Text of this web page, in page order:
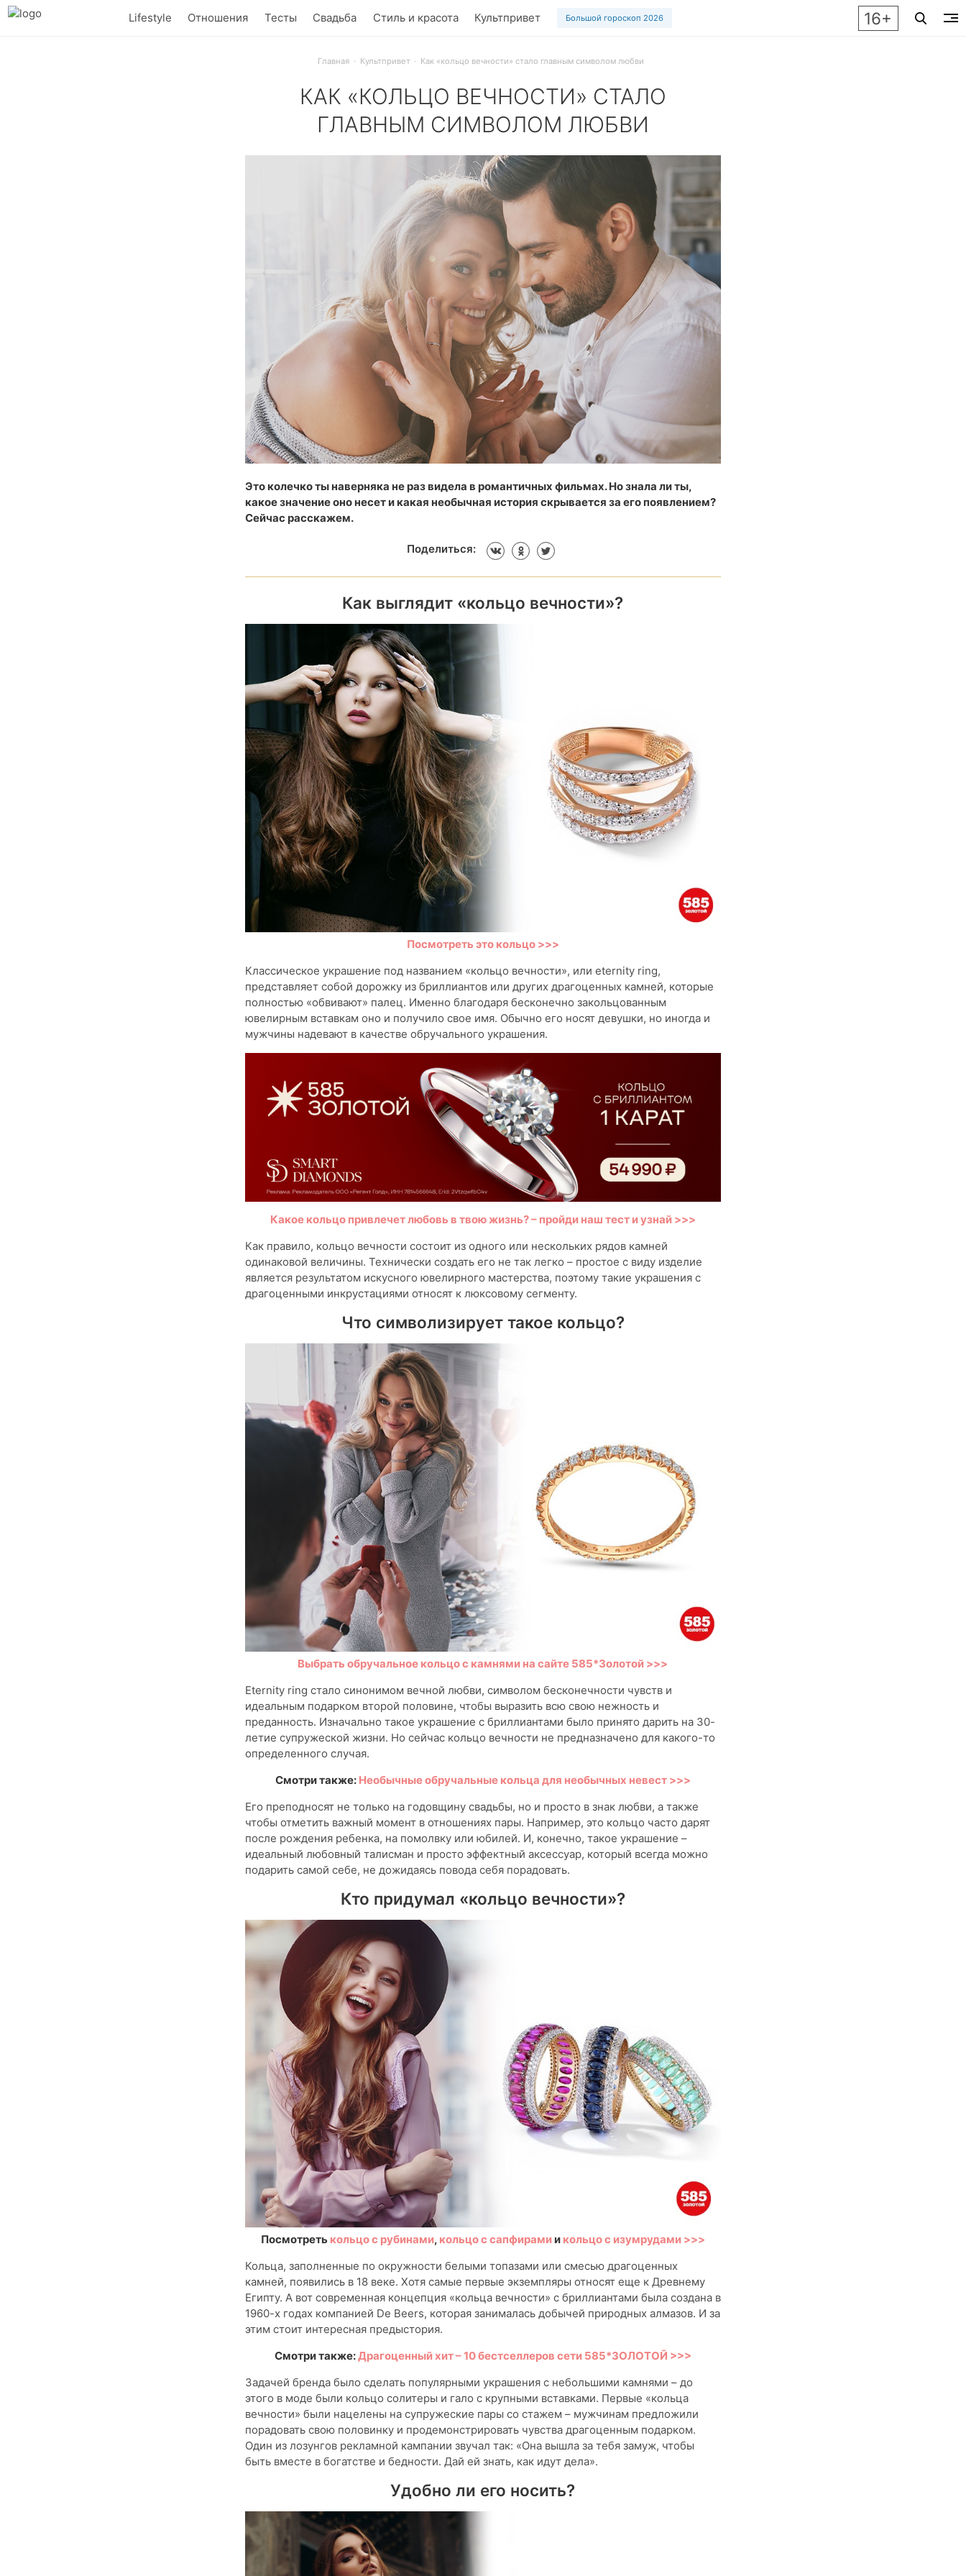
Lifestyle Отношения Тесты Свадьба Стиль и красота Культпривет Большой гороскоп 2026 16+
Главная Культпривет Как «кольцо вечности» стало главным символом любви
КАК «КОЛЬЦО ВЕЧНОСТИ» СТАЛО
ГЛАВНЫМ СИМВОЛОМ ЛЮБВИ
Эту модель считают идеальным любовным амулетом – ведь она символизирует истинные чувства. Рассказываем удивительную
Это колечко ты наверняка не раз видела в романтичных фильмах. Но знала ли ты,
какое значение оно несет и какая необычная история скрывается за его появлением?
Сейчас расскажем.
Поделиться:
Как выглядит «кольцо вечности»?
Посмотреть это кольцо >>>
Классическое украшение под названием «кольцо вечности», или eternity ring,
представляет собой дорожку из бриллиантов или других драгоценных камней, которые
полностью «обвивают» палец. Именно благодаря бесконечно закольцованным
ювелирным вставкам оно и получило свое имя. Обычно его носят девушки, но иногда и
мужчины надевают в качестве обручального украшения.
Какое кольцо привлечет любовь в твою жизнь? – пройди наш тест и узнай >>>
Как правило, кольцо вечности состоит из одного или нескольких рядов камней
одинаковой величины. Технически создать его не так легко – простое с виду изделие
является результатом искусного ювелирного мастерства, поэтому такие украшения с
драгоценными инкрустациями относят к люксовому сегменту.
Что символизирует такое кольцо?
Выбрать обручальное кольцо с камнями на сайте 585*Золотой >>>
Eternity ring стало синонимом вечной любви, символом бесконечности чувств и
идеальным подарком второй половине, чтобы выразить всю свою нежность и
преданность. Изначально такое украшение с бриллиантами было принято дарить на 30-
летие супружеской жизни. Но сейчас кольцо вечности не предназначено для какого-то
определенного случая.
Смотри также: Необычные обручальные кольца для необычных невест >>>
Его преподносят не только на годовщину свадьбы, но и просто в знак любви, а также
чтобы отметить важный момент в отношениях пары. Например, это кольцо часто дарят
после рождения ребенка, на помолвку или юбилей. И, конечно, такое украшение –
идеальный любовный талисман и просто эффектный аксессуар, который всегда можно
подарить самой себе, не дожидаясь повода себя порадовать.
Кто придумал «кольцо вечности»?
Посмотреть кольцо с рубинами, кольцо с сапфирамии кольцо с изумрудами >>>
Кольца, заполненные по окружности белыми топазами или смесью драгоценных
камней, появились в 18 веке. Хотя самые первые экземпляры относят еще к Древнему
Египту. А вот современная концепция «кольца вечности» с бриллиантами была создана в
1960-х годах компанией De Beers, которая занималась добычей природных алмазов. И за
этим стоит интересная предыстория.
Смотри также:Драгоценный хит – 10 бестселлеров сети 585*ЗОЛОТОЙ >>>
Задачей бренда было сделать популярными украшения с небольшими камнями – до
этого в моде были кольцо солитеры и гало с крупными вставками. Первые «кольца
вечности» были нацелены на супружеские пары со стажем – мужчинам предложили
порадовать свою половинку и продемонстрировать чувства драгоценным подарком.
Один из лозунгов рекламной кампании звучал так: «Она вышла за тебя замуж, чтобы
быть вместе в богатстве и бедности. Дай ей знать, как идут дела».
Удобно ли его носить?